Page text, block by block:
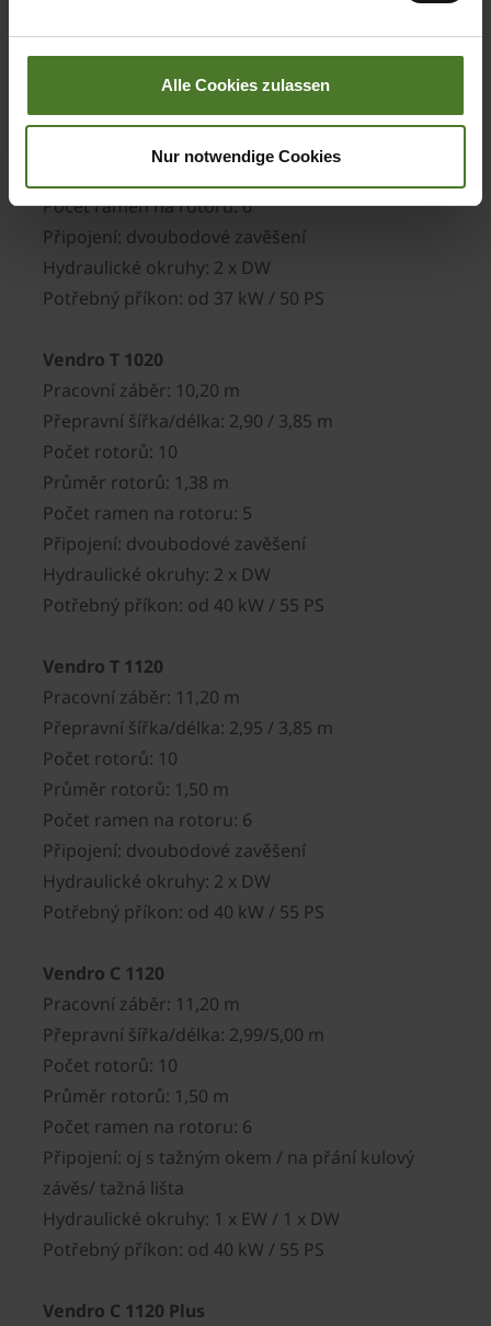
Alle Cookies zulassen
Nur notwendige Cookies
Vendro T 900
Pracovní záběr: 9,00 m
Přepravní šířka/délka: 2,90 / 3,92 m
Počet rotorů: 8
Počet ramen na rotoru: 6
Připojení: dvoubodové zavěšení
Hydraulické okruhy: 2 x DW
Potřebný příkon: od 37 kW / 50 PS
Vendro T 1020
Pracovní záběr: 10,20 m
Přepravní šířka/délka: 2,90 / 3,85 m
Počet rotorů: 10
Průměr rotorů: 1,38 m
Počet ramen na rotoru: 5
Připojení: dvoubodové zavěšení
Hydraulické okruhy: 2 x DW
Potřebný příkon: od 40 kW / 55 PS
Vendro T 1120
Pracovní záběr: 11,20 m
Přepravní šířka/délka: 2,95 / 3,85 m
Počet rotorů: 10
Průměr rotorů: 1,50 m
Počet ramen na rotoru: 6
Připojení: dvoubodové zavěšení
Hydraulické okruhy: 2 x DW
Potřebný příkon: od 40 kW / 55 PS
Vendro C 1120
Pracovní záběr: 11,20 m
Přepravní šířka/délka: 2,99/5,00 m
Počet rotorů: 10
Průměr rotorů: 1,50 m
Počet ramen na rotoru: 6
Připojení: oj s tažným okem / na přání kulový
závěs/ tažná lišta
Hydraulické okruhy: 1 x EW / 1 x DW
Potřebný příkon: od 40 kW / 55 PS
Vendro C 1120 Plus